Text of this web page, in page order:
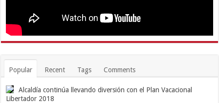
Popular Recent Tags Comments
Alcaldía continúa llevando diversión con el Plan Vacacional
Libertador 2018